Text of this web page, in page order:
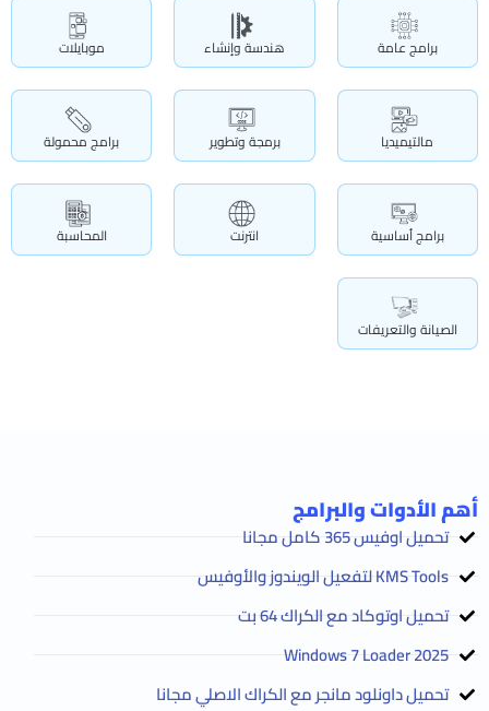
برامج عامة هندسة وإنشاء موبايلات
مالتيميديا برمجة وتطوير برامج محمولة
برامج أساسية انترنت المحاسبة
الصيانة والتعريفات
أهم الأدوات والبرامج
تحميل اوفيس 365 كامل مجانا
KMS Tools لتفعيل الويندوز والأوفيس
تحميل اوتوكاد مع الكراك 64 بت
2025 Windows 7 Loader
تحميل داونلود مانجر مع الكراك الاصلي مجانا